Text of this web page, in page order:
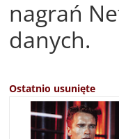
nagrań
danych.
Ostatnio usunięte